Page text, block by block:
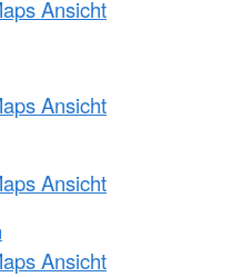
Ansicht
Ansicht
Ansicht
Ansicht